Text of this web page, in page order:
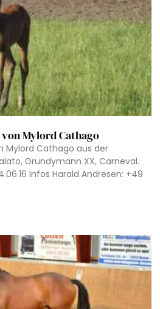
Mylord Cathago
Mylord Cathago aus der
Grundymann XX, Carneval.
Infos Harald Andresen: +49